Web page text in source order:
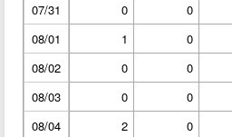
07/31
0 0
08/01
1 0
08/02
0 0
08/03
0 0
08/04
2 0